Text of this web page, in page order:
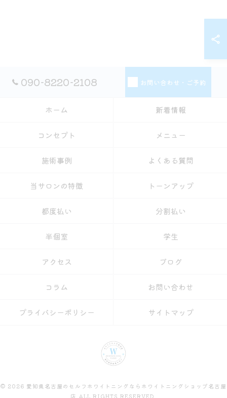
090-8220-2108 お問い合わせ・ご予約
ホーム 新着情報
コンセプト メニュー
施術事例 よくある質問
当サロンの特徴 トーンアップ
都度払い 分割払い
半個室 学生
アクセス ブログ
コラム お問い合わせ
プライバシーポリシー サイトマップ
© 2026 愛知県名古屋のセルフホワイトニングならホワイトニングショップ名古屋
店 ALL RIGHTS RESERVED.